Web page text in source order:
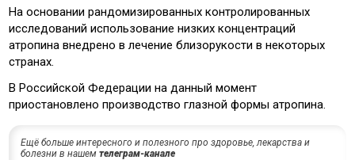
На основании рандомизированных контролированных
исследований использование низких концентраций
атропина внедрено в лечение близорукости в некоторых
странах.
В Российской Федерации на данный момент
приостановлено производство глазной формы атропина.
Ещё больше интересного и полезного про здоровье, лекарства и
болезни в нашемтелеграм-канале